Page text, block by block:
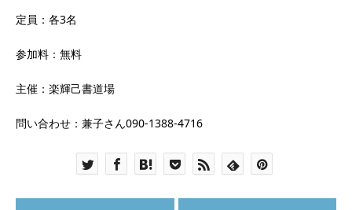
定員：各3名
参加料：無料
主催：楽輝己書道場
問い合わせ：兼子さん090-1388-4716